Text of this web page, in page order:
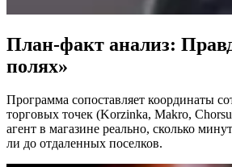
План-факт анализ:
полях»
Программа сопоставляет координаты
торговых точек (Korzinka, Makro,
агент в магазине реально, сколько
ли до отдаленных поселков.